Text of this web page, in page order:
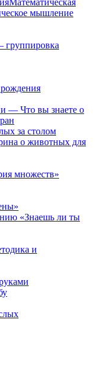
Математическая
мышление
группировка
— Что вы знаете о
за столом
о животных для
множеств»
«Знаешь ли ты
и